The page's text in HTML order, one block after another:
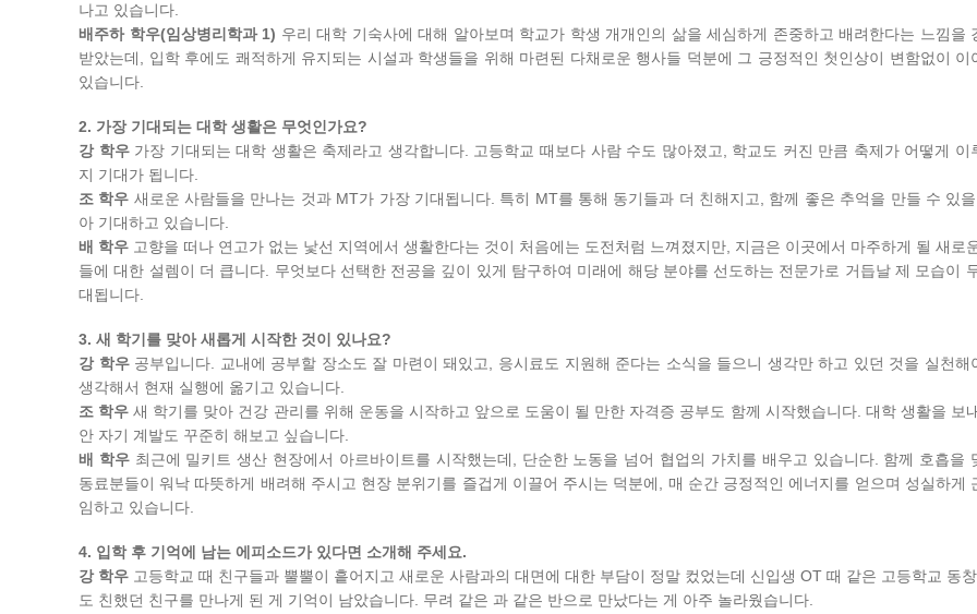
나고 있습니다.
배주하 학우(임상병리학과 1) 우리 대학 기숙사에 대해 알아보며 학교가 학생 개개인의 삶을 세심하게 존중하고 배려한다는 느낌을
받았는데, 입학 후에도 쾌적하게 유지되는 시설과 학생들을 위해 마련된 다채로운 행사들 덕분에 그 긍정적인 첫인상이 변함없이 이
있습니다.
2. 가장 기대되는 대학 생활은 무엇인가요?
강 학우가장 기대되는 대학 생활은 축제라고 생각합니다. 고등학교 때보다 사람 수도 많아졌고, 학교도 커진 만큼 축제가 어떻게 이
지 기대가 됩니다.
조 학우 새로운 사람들을 만나는 것과 MT가 가장 기대됩니다. 특히 MT를 통해 동기들과 더 친해지고, 함께 좋은 추억을 만들 수 있
아 기대하고 있습니다.
배 학우 고향을 떠나 연고가 없는 낯선 지역에서 생활한다는 것이 처음에는 도전처럼 느껴졌지만, 지금은 이곳에서 마주하게 될 새로
들에 대한 설렘이 더 큽니다. 무엇보다 선택한 전공을 깊이 있게 탐구하여 미래에 해당 분야를 선도하는 전문가로 거듭날 제 모습이
대됩니다.
3. 새 학기를 맞아 새롭게 시작한 것이 있나요?
강 학우공부입니다. 교내에 공부할 장소도 잘 마련이 돼있고, 응시료도 지원해 준다는 소식을 들으니 생각만 하고 있던 것을 실천해
생각해서 현재 실행에 옮기고 있습니다.
조 학우 새 학기를 맞아 건강 관리를 위해 운동을 시작하고 앞으로 도움이 될 만한 자격증 공부도 함께 시작했습니다. 대학 생활을 보
안 자기 계발도 꾸준히 해보고 싶습니다.
배 학우최근에 밀키트 생산 현장에서 아르바이트를 시작했는데, 단순한 노동을 넘어 협업의 가치를 배우고 있습니다. 함께 호흡을
동료분들이 워낙 따뜻하게 배려해 주시고 현장 분위기를 즐겁게 이끌어 주시는 덕분에, 매 순간 긍정적인 에너지를 얻으며 성실하게
임하고 있습니다.
4. 입학 후 기억에 남는 에피소드가 있다면 소개해 주세요.
강 학우 고등학교 때 친구들과 뿔뿔이 흩어지고 새로운 사람과의 대면에 대한 부담이 정말 컸었는데 신입생 OT 때 같은 고등학교 동
도 친했던 친구를 만나게 된 게 기억이 남았습니다. 무려 같은 과 같은 반으로 만났다는 게 아주 놀라웠습니다.